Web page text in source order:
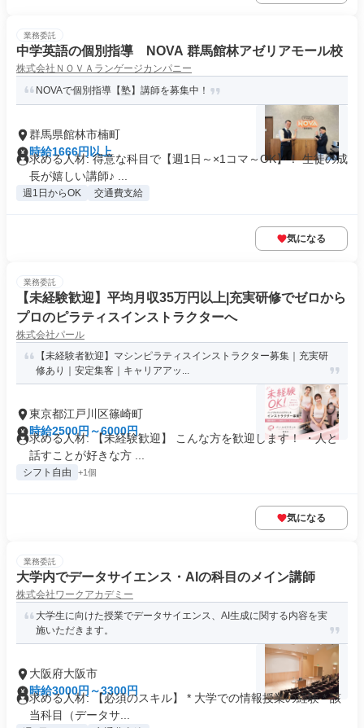
業務委託
中学英語の個別指導 NOVA 群馬館林アゼリアモール校
株式会社ＮＯＶＡランゲージカンパニー
NOVAで個別指導【塾】講師を募集中！
群馬県館林市楠町
時給1666円以上
求める人材: 得意な科目で【週1日～×1コマ～OK】！ 生徒の成
長が嬉しい講師♪ ...
週1日からOK 交通費支給
気になる
業務委託
【未経験歓迎】平均月収35万円以上|充実研修でゼロから
プロのピラティスインストラクターへ
株式会社パール
【未経験者歓迎】マシンピラティスインストラクター募集｜充実研
修あり｜安定集客｜キャリアアッ...
東京都江戸川区篠崎町
時給2500円～6000円
求める人材: 【未経験歓迎】 こんな方を歓迎します！ ・人と
話すことが好きな方 ...
シフト自由 +1個
気になる
業務委託
大学内でデータサイエンス・AIの科目のメイン講師
株式会社ワークアカデミー
大学生に向けた授業でデータサイエンス、AI生成に関する内容を実
施いただきます。
大阪府大阪市
時給3000円～3300円
求める人材: 【必須のスキル】 * 大学での情報授業の経験 * 該
当科目（データサ...